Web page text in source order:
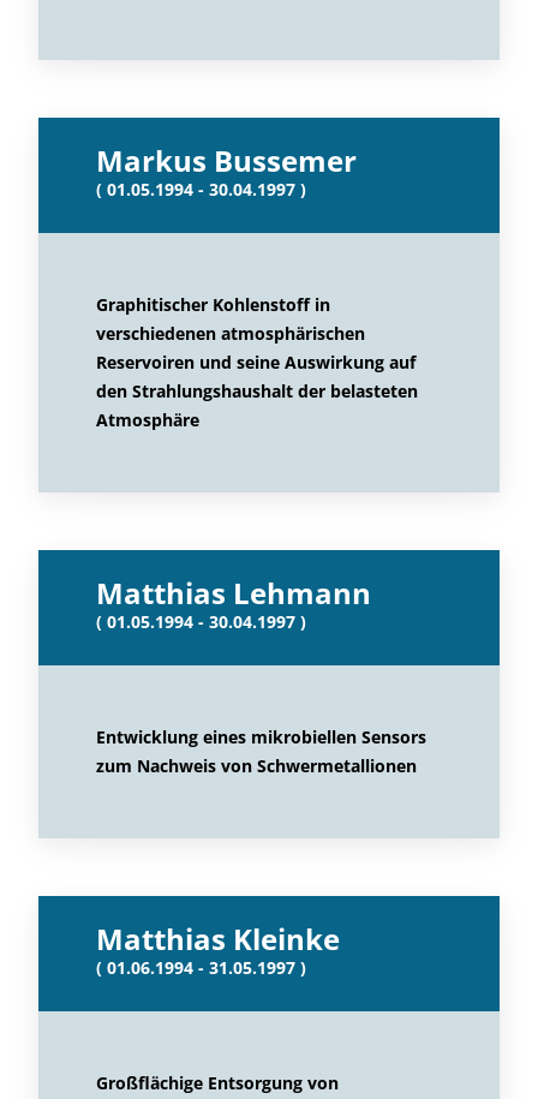
Markus Bussemer
( 01.05.1994 - 30.04.1997 )
Graphitischer Kohlenstoff in
verschiedenen atmosphärischen
Reservoiren und seine Auswirkung auf
den Strahlungshaushalt der belasteten
Atmosphäre
Matthias Lehmann
( 01.05.1994 - 30.04.1997 )
Entwicklung eines mikrobiellen Sensors
zum Nachweis von Schwermetallionen
Matthias Kleinke
( 01.06.1994 - 31.05.1997 )
Großflächige Entsorgung von